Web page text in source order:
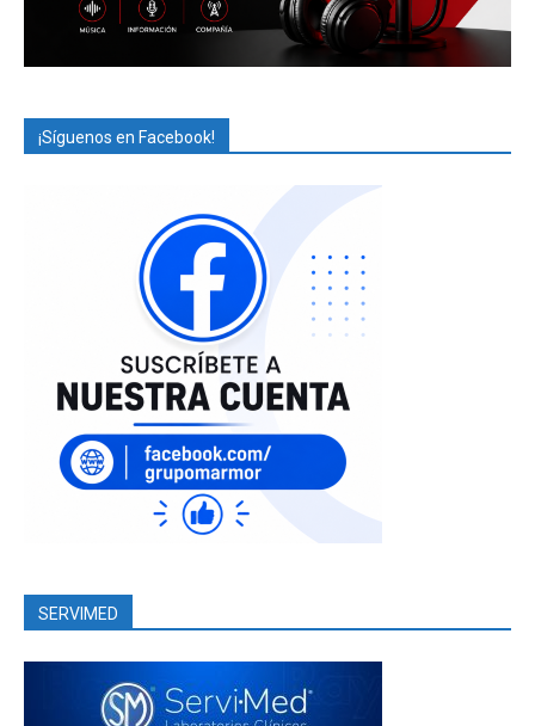
¡Síguenos en Facebook!
SERVIMED